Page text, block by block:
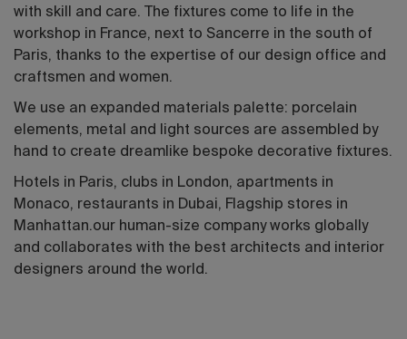
with skill and care. The fixtures come to life in the
workshop in France, next to Sancerre in the south of
Paris, thanks to the expertise of our design office and
craftsmen and women.
We use an expanded materials palette: porcelain
elements, metal and light sources are assembled by
hand to create dreamlike bespoke decorative fixtures.
Hotels in Paris, clubs in London, apartments in
Monaco, restaurants in Dubai, Flagship stores in
Manhattan.our human-size company works globally
and collaborates with the best architects and interior
designers around the world.